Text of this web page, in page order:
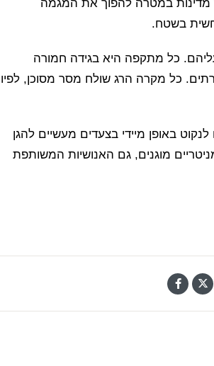
מדינות במטרה להפוך את המגמה
בשטח.
עליהם. כל מתקפה היא בגידה חמורה
כל מקרה הרג שולח מסר מסוכן, לפיו
באופן מיידי בצעדים מעשיים להגן
מוגנים, גם האנושיות המשותפת